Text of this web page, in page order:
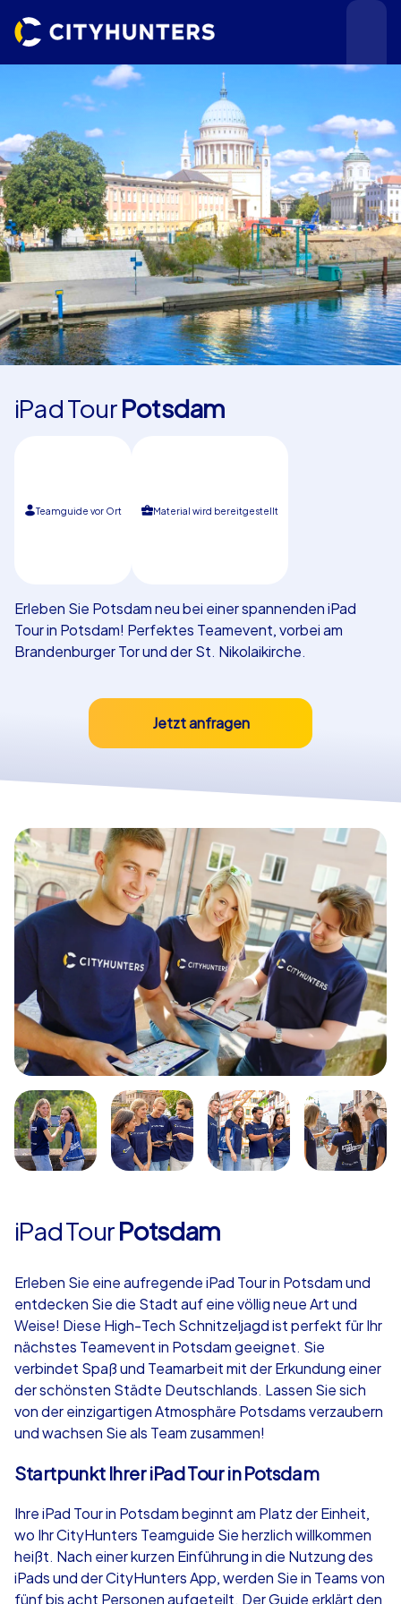
Teamevents
Städte
Anlässe
iPad TourPotsdam
Teamguide vor Ort Material wird bereitgestellt
Erleben Sie Potsdam neu bei einer spannenden iPad
Tour in Potsdam! Perfektes Teamevent, vorbei am
Brandenburger Tor und der St. Nikolaikirche.
Jetzt anfragen
iPad TourPotsdam
Erleben Sie eine aufregende iPad Tour in Potsdam und
entdecken Sie die Stadt auf eine völlig neue Art und
Weise! Diese High-Tech Schnitzeljagd ist perfekt für Ihr
nächstes Teamevent in Potsdam geeignet. Sie
verbindet Spaß und Teamarbeit mit der Erkundung einer
der schönsten Städte Deutschlands. Lassen Sie sich
von der einzigartigen Atmosphäre Potsdams verzaubern
und wachsen Sie als Team zusammen!
Startpunkt Ihrer iPad Tour in Potsdam
Ihre iPad Tour in Potsdam beginnt am Platz der Einheit,
wo Ihr CityHunters Teamguide Sie herzlich willkommen
heißt. Nach einer kurzen Einführung in die Nutzung des
iPads und der CityHunters App, werden Sie in Teams von
fünf bis acht Personen aufgeteilt. Der Guide erklärt den